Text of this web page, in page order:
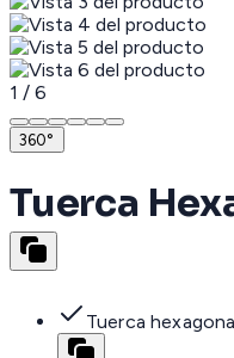
1 / 6
360°
Tuerca
Tuerca